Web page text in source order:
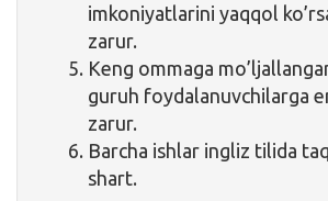
imkoniyatlarini yaqqol
zarur.
Keng ommaga
guruh foydalanuvchilarga
zarur.
Barcha ishlar ingliz tilida
shart.